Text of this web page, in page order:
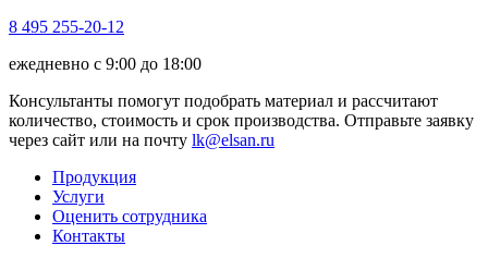
8 495 255-20-12
ежедневно с 9:00 до 18:00
Консультанты помогут подобрать материал и рассчитают
количество, стоимость и срок производства. Отправьте заявку
через сайт или на почту lk@elsan.ru
Продукция
Услуги
Оценить сотрудника
Контакты